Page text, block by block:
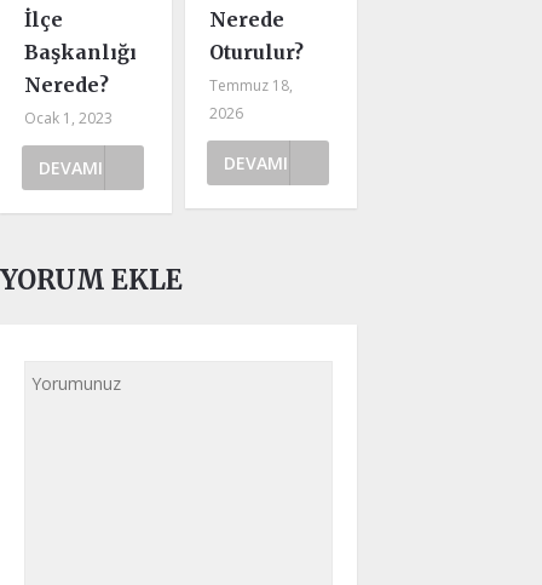
İlçe
Başkanlığı
Nerede?
Ocak 1, 2023
DEVAMI
Nerede
Oturulur?
Temmuz 18,
2026
DEVAMI
YORUM EKLE